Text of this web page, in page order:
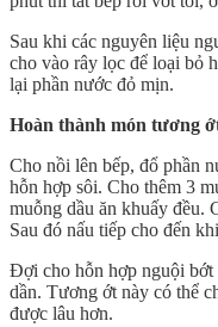
Sau khi các nguyên liệu
cho vào rây lọc để loại bỏ
lại phần nước đỏ mịn.
Hoàn thành món tương
Cho nồi lên bếp, đổ phần
hỗn hợp sôi. Cho thêm 3
muỗng dầu ăn khuấy đều.
Sau đó nấu tiếp cho đến
Đợi cho hỗn hợp nguội
dần. Tương ớt này có thể
được lâu hơn.